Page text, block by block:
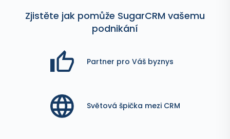
Zjistěte jak pomůže SugarCRM vašemu
podnikání
Partner pro Váš byznys
Světová špička mezi CRM